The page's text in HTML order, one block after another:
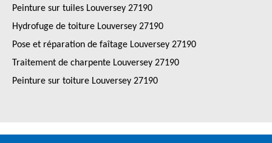
Peinture sur tuiles Louversey 27190
Hydrofuge de toiture Louversey 27190
Pose et réparation de faîtage Louversey 27190
Traitement de charpente Louversey 27190
Peinture sur toiture Louversey 27190